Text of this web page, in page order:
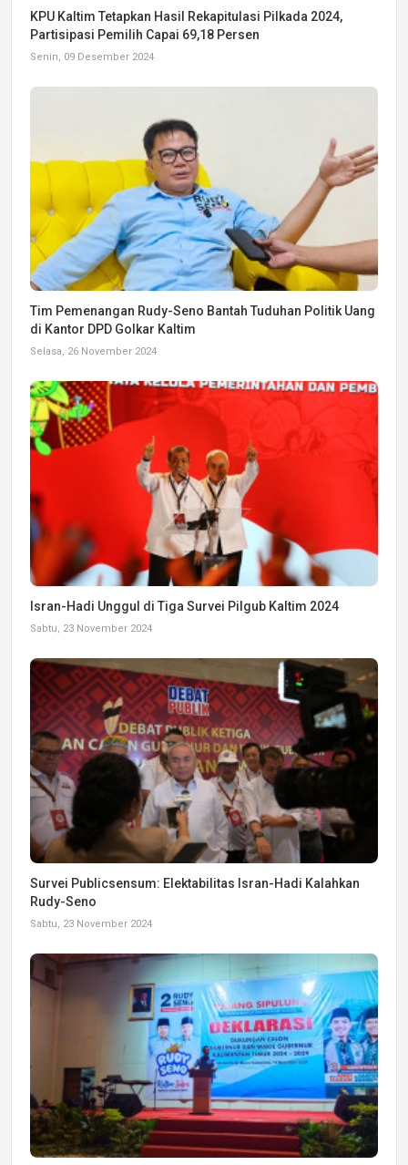
KPU Kaltim Tetapkan Hasil Rekapitulasi Pilkada 2024,
Partisipasi Pemilih Capai 69,18 Persen
Senin, 09 Desember 2024
Tim Pemenangan Rudy-Seno Bantah Tuduhan Politik Uang
di Kantor DPD Golkar Kaltim
Selasa, 26 November 2024
Isran-Hadi Unggul di Tiga Survei Pilgub Kaltim 2024
Sabtu, 23 November 2024
Survei Publicsensum: Elektabilitas Isran-Hadi Kalahkan
Rudy-Seno
Sabtu, 23 November 2024